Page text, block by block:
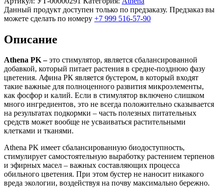
Данный продукт доступен только по предзаказу. Предзаказ вы
можете сделать по номеру +7 999 516-57-90
Описание
Athena PK –это cтимулятор, является сбалансированной
добавкой, который питает растения в средне-позднюю фазу
цветения. Афина РК является бустером, в который входят
такие важные для полноценного развития микроэлементы,
как фосфор и калий. Если в стимулятор включено слишком
много ингредиентов, это не всегда положительно сказывается
на результатах подкормки – часть полезных питательных
средств может вообще не усваиваться растительными
клетками и тканями.
Athena PK имеет сбалансированную биодоступность,
стимулирует самостоятельную выработку растением терпенов
и эфирных масел – важных составляющих процесса
обильного цветения. При этом бустер не наносит никакого
вреда экологии, воздействуя на почву максимально бережно.